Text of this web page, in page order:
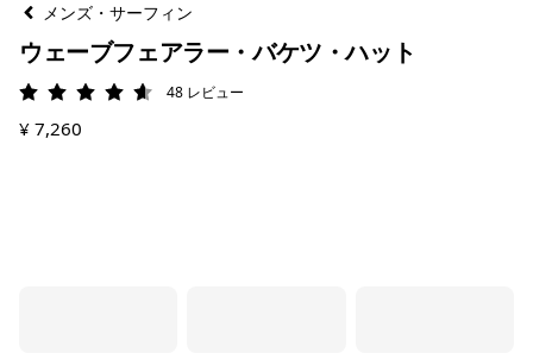
メンズ・サーフィン
ウェーブフェアラー・バケツ・ハット
評価: 4.6 / 5
48 レビュー
¥ 7,260